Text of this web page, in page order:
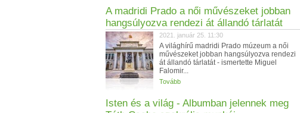
A madridi Prado a női művészeket jobban
hangsúlyozva rendezi át állandó tárlatát
2021. január 25. 11:30
A világhírű madridi Prado múzeum a női
művészeket jobban hangsúlyozva rendezi
át állandó tárlatát - ismertette Miguel
Falomir...
Tovább
Isten és a világ - Albumban jelennek meg